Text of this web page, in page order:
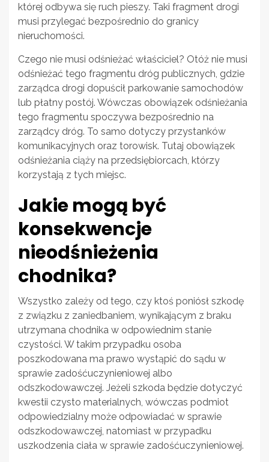
której odbywa się ruch pieszy. Taki fragment drogi
musi przylegać bezpośrednio do granicy
nieruchomości.
Czego nie musi odśnieżać właściciel? Otóż nie musi
odśnieżać tego fragmentu dróg publicznych, gdzie
zarządca drogi dopuścił parkowanie samochodów
lub płatny postój. Wówczas obowiązek odśnieżania
tego fragmentu spoczywa bezpośrednio na
zarządcy dróg. To samo dotyczy przystanków
komunikacyjnych oraz torowisk. Tutaj obowiązek
odśnieżania ciąży na przedsiębiorcach, którzy
korzystają z tych miejsc.
Jakie mogą być
konsekwencje
nieodśnieżenia
chodnika?
Wszystko zależy od tego, czy ktoś poniósł szkodę
z związku z zaniedbaniem, wynikającym z braku
utrzymana chodnika w odpowiednim stanie
czystości. W takim przypadku osoba
poszkodowana ma prawo wystąpić do sądu w
sprawie zadośćuczynieniowej albo
odszkodowawczej. Jeżeli szkoda będzie dotyczyć
kwestii czysto materialnych, wówczas podmiot
odpowiedzialny może odpowiadać w sprawie
odszkodowawczej, natomiast w przypadku
uszkodzenia ciała w sprawie zadośćuczynieniowej.